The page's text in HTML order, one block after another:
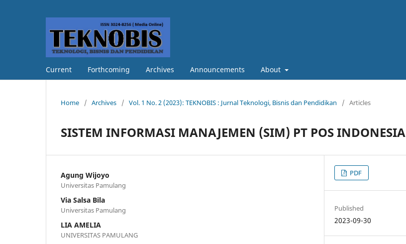
Current Forthcoming Archives Announcements About
Home / Archives / Vol. 1 No. 2 (2023): TEKNOBIS : Jurnal Teknologi, Bisnis dan Pendidikan / Articles
SISTEM INFORMASI MANAJEMEN (SIM) PT POS INDONESIA
Agung Wijoyo
Universitas Pamulang
Via Salsa Bila
Universitas Pamulang
LIA AMELIA
UNIVERSITAS PAMULANG
PDF
Published
2023-09-30